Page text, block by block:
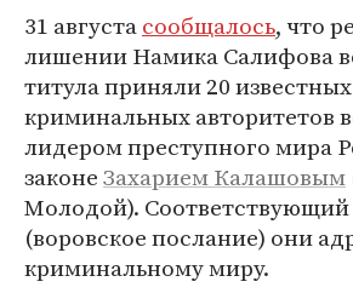
31 августасообщалось, что
лишении Намика Салифова
титула приняли 20 известных
криминальных авторитетов
лидером преступного мира
законеЗахарием Калашовым
Молодой). Соответствующий
(воровское послание) они
криминальному миру.